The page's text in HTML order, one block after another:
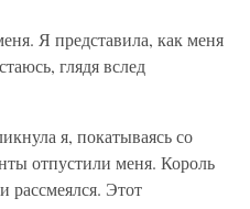
Я представила, как меня
глядя вслед
я, покатываясь со
отпустили меня. Король
рассмеялся. Этот